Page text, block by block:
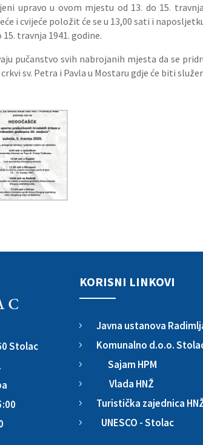
upravo u ovom mjestu od 13. do 15.
i cvijeće položit će se u 13,00 sati i
15. travnja 1941. godine.
pučanstvo svih nabrojanih mjesta da se
crkvi sv. Petra i Pavla u Mostaru gdje će biti
Stolac
KORISNI LINKOVI
5 Javna ustanova
5 Komunalno d.o.o.
5 Sajam HPM
5 Vlada HNŽ
5 Turistička zajednica
5 UNESCO - Stolac